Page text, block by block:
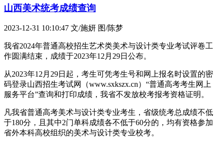
山西美术统考成绩查询
2023-12-31 10:10:47 文/施妍 图/陈梦
我省2024年普通高校招生艺术类美术与设计类专业考试评卷工
作圆满结束，成绩于2023年12月29日公布。
从2023年12月29日起，考生可凭考生号和网上报名时设置的密
码登录山西招生考试网（www.sxkszx.cn）“普通高考考生网上
服务平台”查询和打印成绩，我省不发放校考报考资格证明。
凡我省普通高考美术与设计类专业考生，省级统考总成绩不低
于180分，且其中2门单科成绩各不低于60分的，均有资格参加
省外本科高校组织的美术与设计类专业校考。